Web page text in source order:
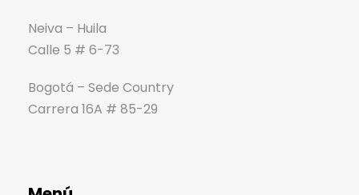
Neiva – Huila
Calle 5 # 6-73
Bogotá – Sede Country
Carrera 16A # 85-29